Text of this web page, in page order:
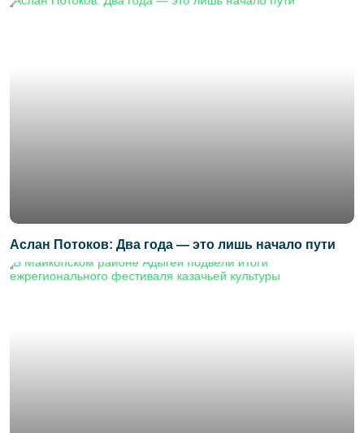
Аслан Потоков: Два года — это лишь начало пути